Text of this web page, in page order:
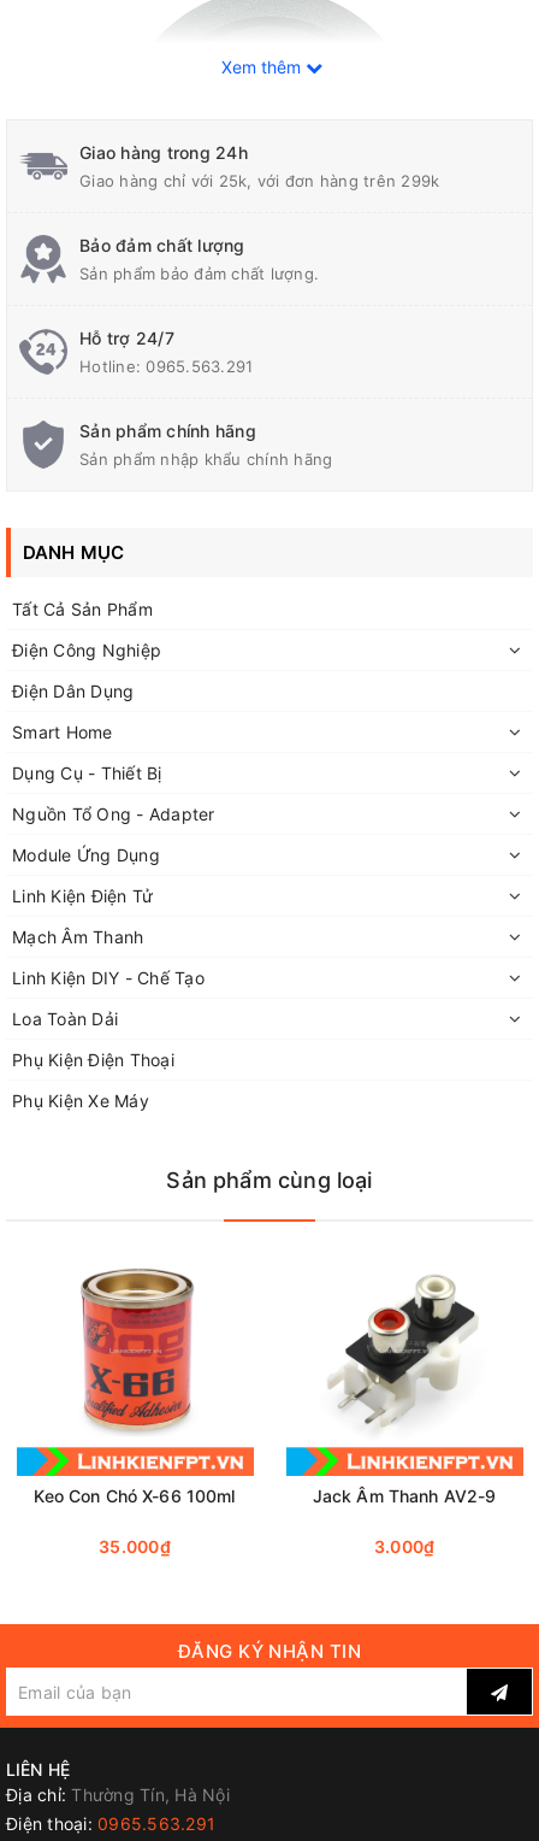
THÔNG SỐ KỸ THUẬT
loa phù hợp nhất
+ Số trạm kết nối : 2
+ Chiều dài : 5.5cm
+ Chiều rộng : 5.5cm
TÍNH NĂNG
+ Trạm đấu loa thùng giúp ta có trải nghiệm dễ dàng
hơn khi kết dây tín hiệu với loa
+ Nâng cao tẩm mỹ cho loa
những trải nghiệm khác nhau về loa
Xem thêm
Giao hàng trong 24h
Giao hàng chỉ với 25k, với đơn hàng trên 299k
Bảo đảm chất lượng
Sản phẩm bảo đảm chất lượng.
Hỗ trợ 24/7
Hotline:0965.563.291
Sản phẩm chính hãng
Sản phẩm nhập khẩu chính hãng
DANH MỤC
Tất Cả Sản Phẩm
Điện Công Nghiệp
Điện Dân Dụng
Smart Home
Dụng Cụ - Thiết Bị
Nguồn Tổ Ong - Adapter
Module Ứng Dụng
Linh Kiện Điện Tử
Mạch Âm Thanh
Linh Kiện DIY - Chế Tạo
Loa Toàn Dải
Phụ Kiện Điện Thoại
Phụ Kiện Xe Máy
Sản phẩm cùng loại
Keo Con Chó X-66 100ml
35.000₫
Jack Âm Thanh AV2-9
3.000₫
ĐĂNG KÝ NHẬN TIN
LIÊN HỆ
Địa chỉ: Thường Tín, Hà Nội
Điện thoại: 0965.563.291